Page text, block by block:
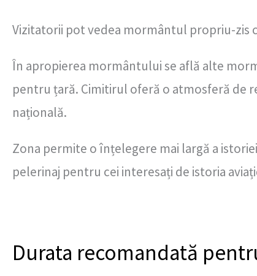
Vizitatorii pot vedea mormântul propriu-zis
În apropierea mormântului se află alte
pentru țară. Cimitirul oferă o atmosferă de
națională.
Zona permite o înțelegere mai largă a
pelerinaj pentru cei interesați de istoria
Durata recomandată